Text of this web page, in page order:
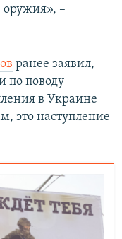
–
ранее заявил,
по поводу
в Украине
это наступление